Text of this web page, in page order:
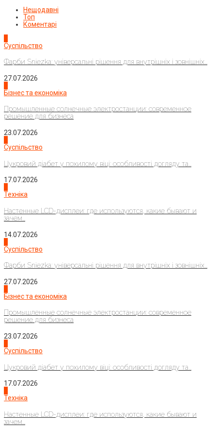
Нещодавні
Топ
Коментарі
Суспільство
Фарби Sniezka: універсальні рішення для внутрішніх і зовнішніх...
27.07.2026
Бізнес та економіка
Промышленные солнечные электростанции: современное
решение для бизнеса
23.07.2026
Суспільство
Цукровий діабет у похилому віці: особливості догляду та...
17.07.2026
Техніка
Настенные LCD-дисплеи: где используются, какие бывают и
зачем...
14.07.2026
Суспільство
Фарби Sniezka: універсальні рішення для внутрішніх і зовнішніх...
27.07.2026
Бізнес та економіка
Промышленные солнечные электростанции: современное
решение для бизнеса
23.07.2026
Суспільство
Цукровий діабет у похилому віці: особливості догляду та...
17.07.2026
Техніка
Настенные LCD-дисплеи: где используются, какие бывают и
зачем...